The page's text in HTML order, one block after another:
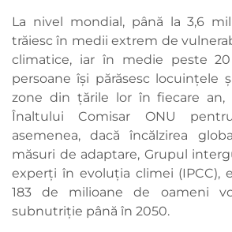
La nivel mondial, până la 3,6
trăiesc în medii extrem de
climatice, iar în medie peste
persoane își părăsesc locuințele
zone din țările lor în fiecare an,
Înaltului Comisar ONU
asemenea, dacă încălzirea
măsuri de adaptare, Grupul
experți în evoluția climei (IPCC),
183 de milioane de oameni
subnutriție până în 2050.